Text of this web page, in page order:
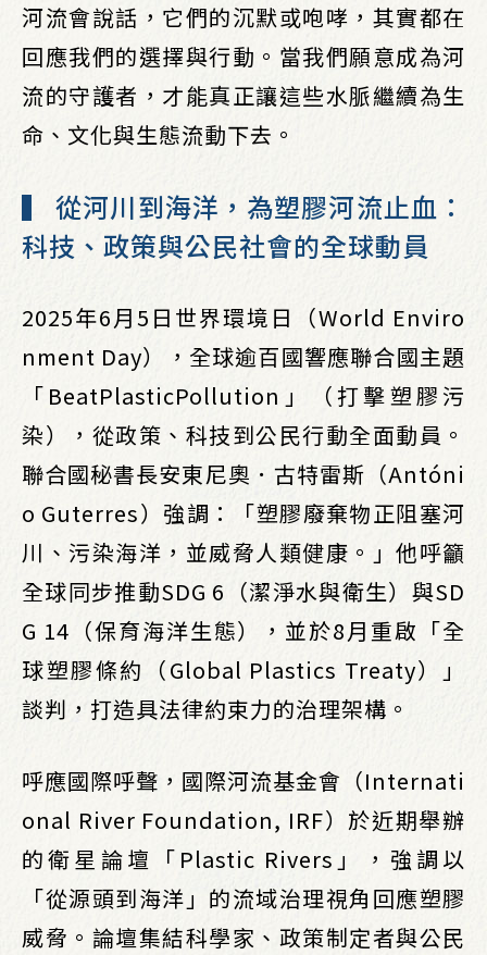
河流會說話，它們的沉默或咆哮，其實都在
回應我們的選擇與行動。當我們願意成為河
流的守護者，才能真正讓這些水脈繼續為生
命、文化與生態流動下去。
▍ 從河川到海洋，為塑膠河流止血：
科技、政策與公民社會的全球動員
2025年6月5日世界環境日（World Enviro
nment Day），全球逾百國響應聯合國主題
「BeatPlasticPollution」（打擊塑膠污
染），從政策、科技到公民行動全面動員。
聯合國秘書長安東尼奧．古特雷斯（Antóni
o Guterres）強調：「塑膠廢棄物正阻塞河
川、污染海洋，並威脅人類健康。」他呼籲
全球同步推動SDG 6（潔淨水與衛生）與SD
G 14（保育海洋生態），並於8月重啟「全
球塑膠條約（Global Plastics Treaty）」
談判，打造具法律約束力的治理架構。
呼應國際呼聲，國際河流基金會（Internati
onal River Foundation, IRF）於近期舉辦
的衛星論壇「Plastic Rivers」，強調以
「從源頭到海洋」的流域治理視角回應塑膠
威脅。論壇集結科學家、政策制定者與公民